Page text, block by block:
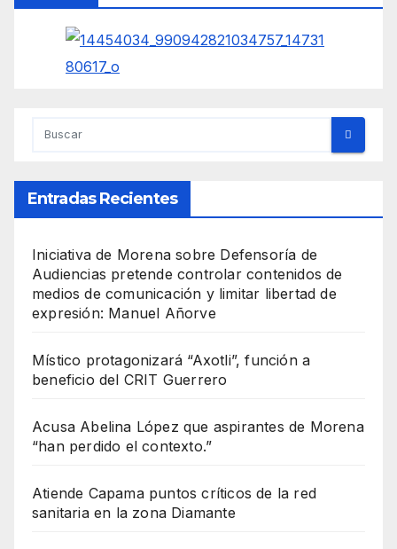
Entradas Recientes
Iniciativa de Morena sobre Defensoría de
Audiencias pretende controlar contenidos de
medios de comunicación y limitar libertad de
expresión: Manuel Añorve
Místico protagonizará “Axotli”, función a
beneficio del CRIT Guerrero
Acusa Abelina López que aspirantes de Morena
“han perdido el contexto.”
Atiende Capama puntos críticos de la red
sanitaria en la zona Diamante